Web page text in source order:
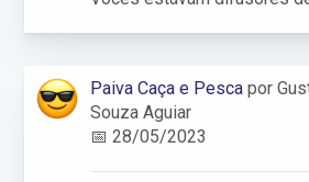
Paiva Caça e Pesca por
Souza Aguiar
📅 28/05/2023